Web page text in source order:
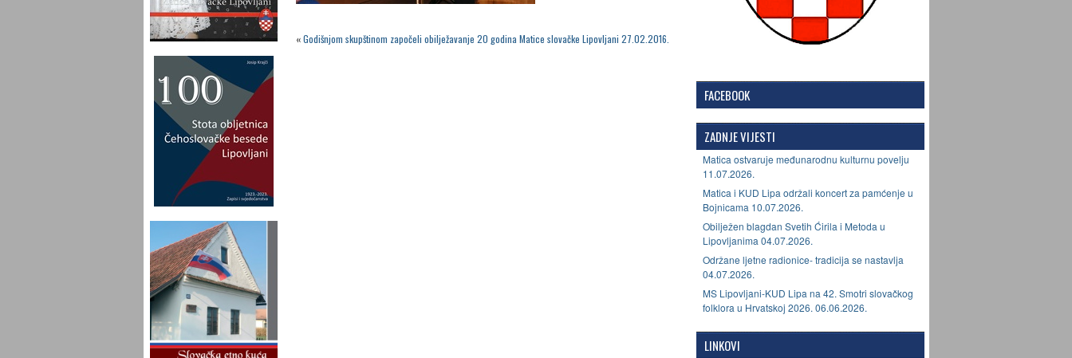
«Godišnjom skupštinom započeli obilježavanje 20 godina Matice slovačke Lipovljani 27.02.2016.
FACEBOOK
ZADNJE VIJESTI
Matica ostvaruje međunarodnu kulturnu povelju
11.07.2026.
Matica i KUD Lipa održali koncert za pamćenje u
Bojnicama 10.07.2026.
Obilježen blagdan Svetih Ćirila i Metoda u
Lipovljanima 04.07.2026.
Održane ljetne radionice- tradicija se nastavlja
04.07.2026.
MS Lipovljani-KUD Lipa na 42. Smotri slovačkog
folklora u Hrvatskoj 2026. 06.06.2026.
LINKOVI